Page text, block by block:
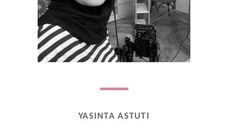
YASINTA ASTUTI